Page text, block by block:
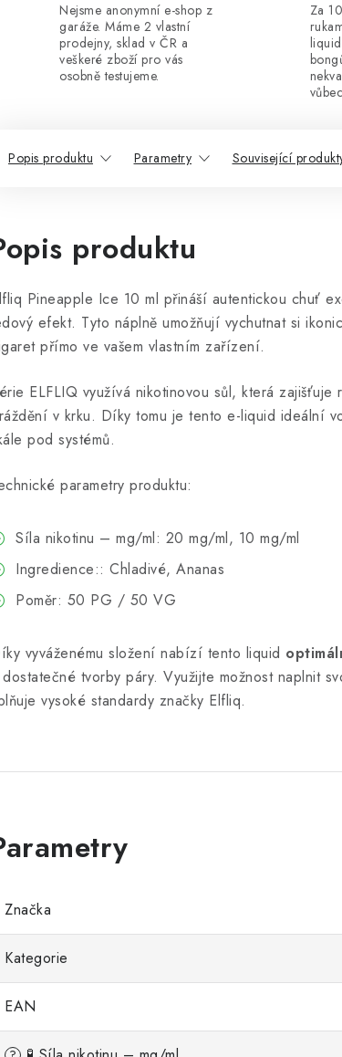
Nejsme anonymní e-shop z
garáže. Máme 2 vlastní
prodejny, sklad v ČR a
veškeré zboží pro vás
osobně testujeme.
Za
Popis produktu Parametry Související
produktu
Pineapple Ice 10 ml přináší autentickou chuť
efekt. Tyto náplně umožňují vychutnat si
přímo ve vašem vlastním zařízení.
ELFLIQ využívá nikotinovou sůl, která
v krku. Díky tomu je tento e-liquid ideální
pod systémů.
parametry produktu:
Síla nikotinu – mg/ml: 20 mg/ml, 10 mg/ml
Ingredience:: Chladivé, Ananas
Poměr: 50 PG / 50 VG
vyváženému složení nabízí tento liquid
tvorby páry. Využijte možnost naplnit
vysoké standardy značky Elfliq.
Značka
Kategorie
EAN